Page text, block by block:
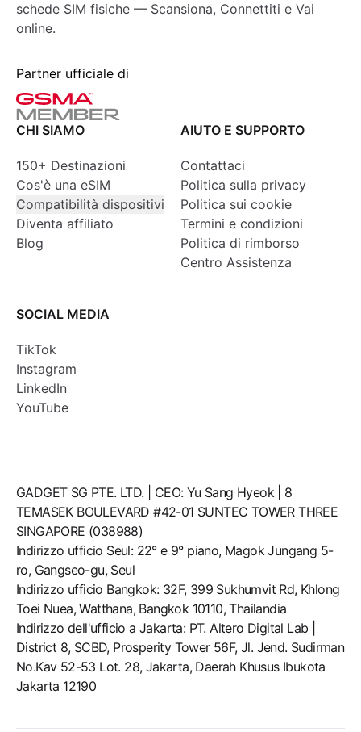
schede SIM fisiche — Scansiona, Connettiti e Vai
online.
Partner ufficiale di
CHI SIAMO
150+ Destinazioni
Cos'è una eSIM
Compatibilità dispositivi
Diventa affiliato
Blog
AIUTO E SUPPORTO
Contattaci
Politica sulla privacy
Politica sui cookie
Termini e condizioni
Politica di rimborso
Centro Assistenza
SOCIAL MEDIA
TikTok
Instagram
LinkedIn
YouTube
GADGET SG PTE. LTD. | CEO: Yu Sang Hyeok | 8
TEMASEK BOULEVARD #42-01 SUNTEC TOWER THREE
SINGAPORE (038988)
Indirizzo ufficio Seul: 22° e 9° piano, Magok Jungang 5-
ro, Gangseo-gu, Seul
Indirizzo ufficio Bangkok: 32F, 399 Sukhumvit Rd, Khlong
Toei Nuea, Watthana, Bangkok 10110, Thailandia
Indirizzo dell'ufficio a Jakarta: PT. Altero Digital Lab |
District 8, SCBD, Prosperity Tower 56F, Jl. Jend. Sudirman
No.Kav 52-53 Lot. 28, Jakarta, Daerah Khusus Ibukota
Jakarta 12190